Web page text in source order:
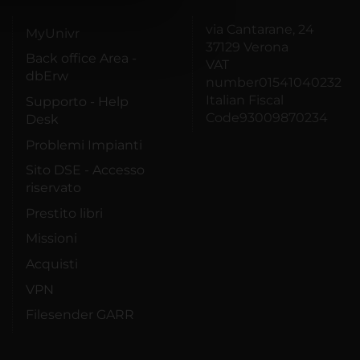
MyUnivr
Back office Area -
dbErw
Supporto - Help
Desk
Problemi Impianti
Sito DSE - Accesso
riservato
Prestito libri
Missioni
Acquisti
VPN
Filesender GARR
via Cantarane, 24
37129 Verona
VAT
number01541040232
Italian Fiscal
Code93009870234